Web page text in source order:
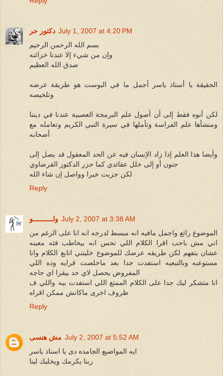
دكتور حر July 1, 2007 at 4:20 PM
بسم الله الرحمن الرحيم
وإن من شيء إلا عندنا خزائنه
صدق الله العظيم
الحقيقة يا أستاذ ياسر أجمل ما في البوست هو طريقة عرضه
وتلخيصه
لكن أنوه فقط إلى أن أصول علم البرمجة العصبية عندنا في ديننا
ومنشأها علم الفراسة وتأملها في سيرة النبي الكريم وتعامله مع
أصحابه
وأيضا هذا العلم إذا زاد الإنسان فيه عن الحد المعقول قد يصل إلى
جنون أو إلى خلل عقائدي كما حزر الدكتور القرضاوي
لكن جزيت خيرا وواصل إن شاء الله
Reply
ولــــــــــو July 2, 2007 at 3:38 AM
الموضوع رائع واجمل مافيه انه مبسط لدرجه انه انا على الرغم من
اني مش باحب اقرا الكلام اللي تحس انه بيخاطب فئه معينه
عشان يتفهم لكن طريقه عرضك للموضوع خليتني اتابع الكلام وانا
مستوعبه وبالتبعيه استفدت جدا بعد ماخلصت قرايه وده اللي
المفروض يحصل لاي حد بيقرا اي حاجه
انا متشكر ليك جدا على الكلام الممتع اللي استفدت بيه واللي ف
ظروف اخرى ماكانش ممكن اقراه
Reply
مش هنسى July 2, 2007 at 5:52 AM
ايه المواضيع الجامده دى يا استاذ ياسر
ربنا يكرمك ويخليك لينا